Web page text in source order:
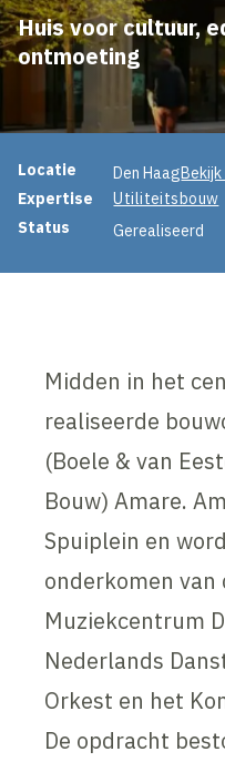
Huis voor cultuur,
ontmoeting
Locatie Den Haag
Expertise
Utiliteitsbouw
Status
Gerealiseerd
Midden in het
realiseerde
(Boele & van
Bouw) Amare.
Spuiplein en
onderkomen van
Muziekcentrum
Nederlands
Orkest en het
De opdracht